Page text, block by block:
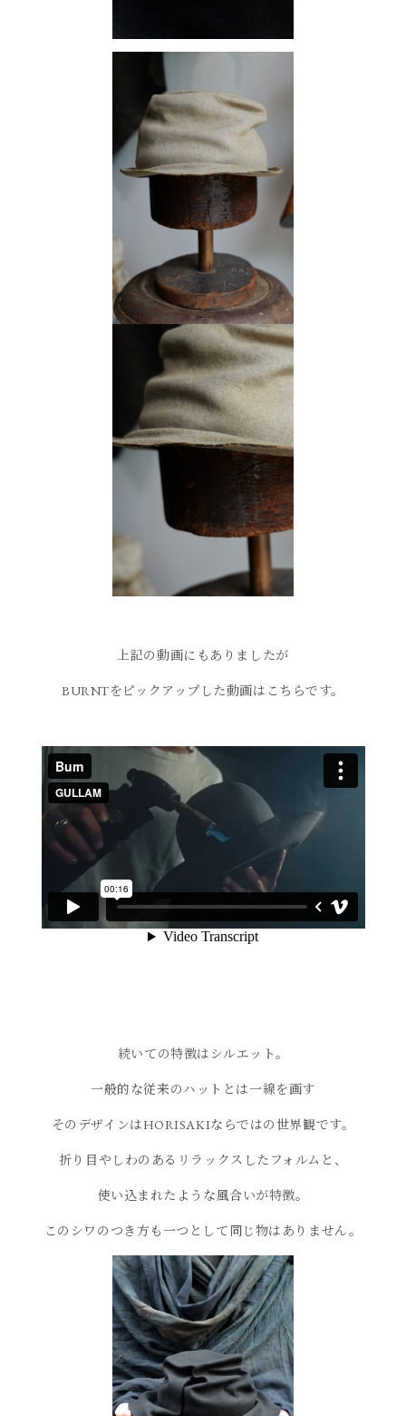
上記の動画にもありましたが
BURNTをピックアップした動画はこちらです。
続いての特徴はシルエット。
一般的な従来のハットとは一線を画す
そのデザインはHORISAKIならではの世界観です。
折り目やしわのあるリラックスしたフォルムと、
使い込まれたような風合いが特徴。
このシワのつき方も一つとして同じ物はありません。